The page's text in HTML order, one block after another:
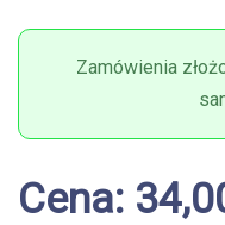
Zamówienia
Cena: